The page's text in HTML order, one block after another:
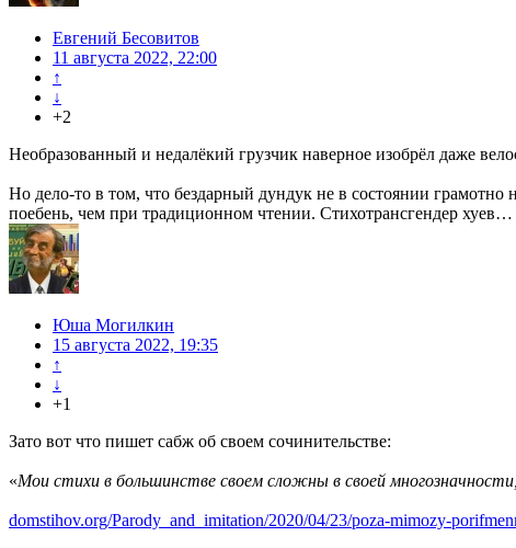
Евгений Бесовитов
11 августа 2022, 22:00
↑
↓
+2
Необразованный и недалёкий грузчик наверное изобрёл даже
Но дело-то в том, что бездарный дундук не в состоянии
поебень, чем при традиционном чтении. Стихотрансгендер
Юша Могилкин
15 августа 2022, 19:35
↑
↓
+1
Зато вот что пишет сабж об своем сочинительстве:
«Мои стихи в большинстве своем сложны в своей
domstihov.org/Parody_and_imitation/2020/04/23/poza-mimozy-